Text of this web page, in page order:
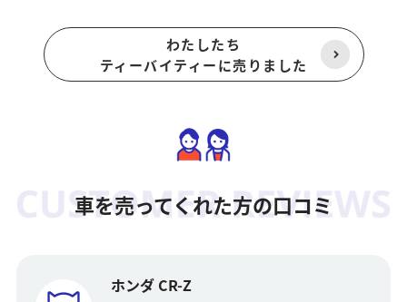
わたしたち
ティーバイティーに売りました
車を売ってくれた方の口コミ
ホンダ CR-Z